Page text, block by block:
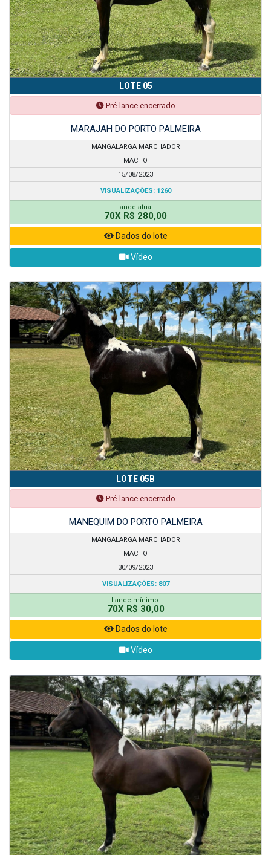
LOTE 05
Pré-lance encerrado
MARAJAH DO PORTO PALMEIRA
MANGALARGA MARCHADOR
MACHO
15/08/2023
VISUALIZAÇÕES: 1260
Lance atual:
70X R$ 280,00
Dados do lote
Vídeo
LOTE 05B
Pré-lance encerrado
MANEQUIM DO PORTO PALMEIRA
MANGALARGA MARCHADOR
MACHO
30/09/2023
VISUALIZAÇÕES: 807
Lance mínimo:
70X R$ 30,00
Dados do lote
Vídeo